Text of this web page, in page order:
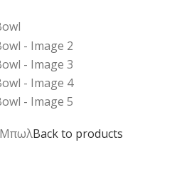
ΜπωλBack to products